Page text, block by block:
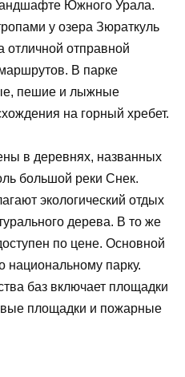
Южного Урала.
у озера Зюраткуль
отличной отправной
В парке
пешие и лыжные
на горный хребет.
в деревнях, названных
большой реки Снек.
экологический отдых
дерева. В то же
по цене. Основной
национальному парку.
баз включает площадки
площадки и пожарные